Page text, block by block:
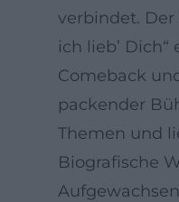
verbindet. Der
ich lieb’
Comeback
packender
Themen und
Biografische